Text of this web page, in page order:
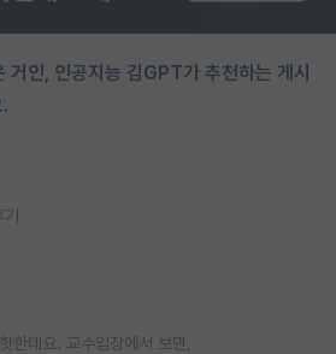
거인, 인공지능 김GPT가 추천하는 게시
한데요. 교수입장에서 보면,